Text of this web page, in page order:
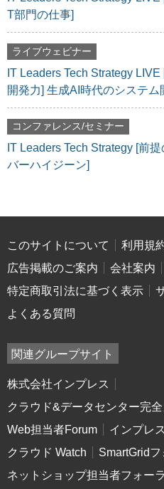
T部門の仕事]
ライブウェビナー
IT Leaders Tech Strategy
開発力] 生成AI時代のシステム
コンファレンス/セミナー
IT Leaders Tech Strategy [前
バーハイジーン]
このサイトについて 利用規
広告掲載のご案内
会社案内
特定商取引法に基づく表示
よくある質問
関連グループサイト
株式会社インプレス
クラウド&データセンター完
Web担当者Forum
インプレ
クラウド Watch
SmartGridフ
ネットショップ担当者フォー